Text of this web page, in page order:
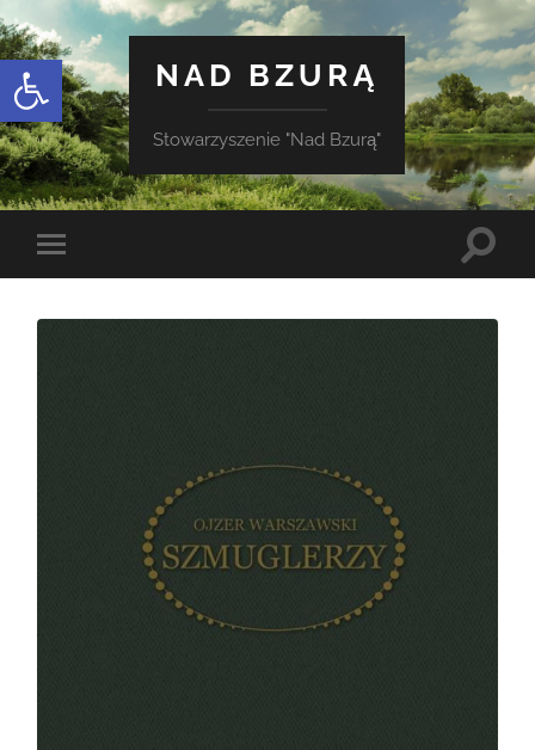
Otwórz pasek narzędzi
NAD BZURĄ
Stowarzyszenie "Nad Bzurą"
Toggle
mobile
Toggle